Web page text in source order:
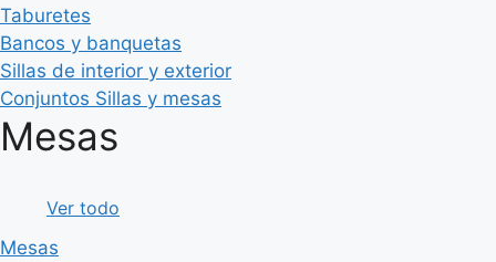
Taburetes
Bancos y banquetas
Sillas de interior y exterior
Conjuntos Sillas y mesas
Mesas
Ver todo
Mesas